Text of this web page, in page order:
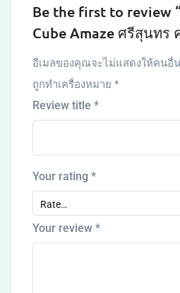
Be the first to review
Cube Amaze ศรีสุนทร
อีเมลของคุณจะไม่แสดงให้คนอื่
ถูกทำเครื่องหมาย *
Review title *
Your rating *
Your review *